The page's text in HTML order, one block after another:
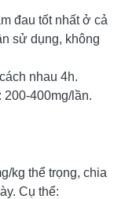
đau tốt nhất ở cả
sử dụng, không
nhau 4h.
400mg/lần.
kg thể trọng, chia
Cụ thể: